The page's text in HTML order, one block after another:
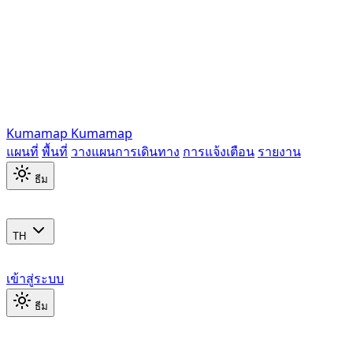
Kumamap Kumamap
แผนที่ พื้นที่ วางแผนการเดินทาง การแจ้งเตือน รายงาน
ธีม
TH
เข้าสู่ระบบ
ธีม